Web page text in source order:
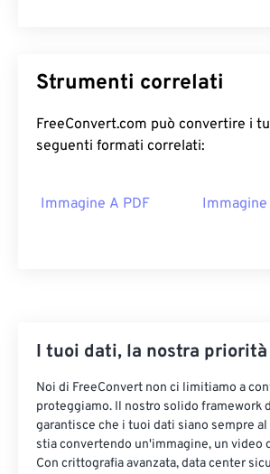
Strumenti correlati
FreeConvert.com può convertire i
seguenti formati correlati:
Immagine A PDF Immagine
I tuoi dati, la nostra priorità
Noi di FreeConvert non ci limitiamo a
proteggiamo. Il nostro solido framework
garantisce che i tuoi dati siano sempre
stia convertendo un'immagine, un video
Con crittografia avanzata, data center